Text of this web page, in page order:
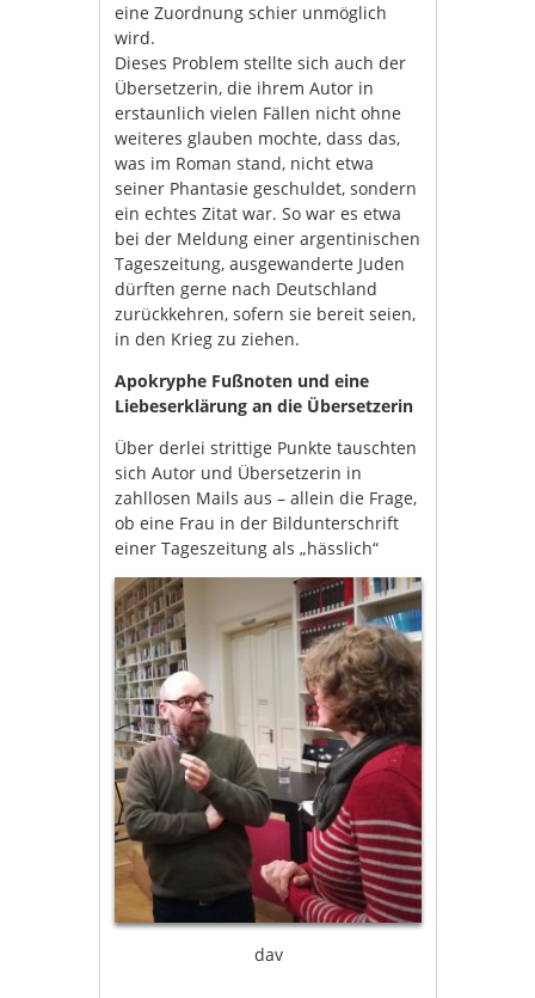
eine Zuordnung schier unmöglich
wird.
Dieses Problem stellte sich auch der
Übersetzerin, die ihrem Autor in
erstaunlich vielen Fällen nicht ohne
weiteres glauben mochte, dass das,
was im Roman stand, nicht etwa
seiner Phantasie geschuldet, sondern
ein echtes Zitat war. So war es etwa
bei der Meldung einer argentinischen
Tageszeitung, ausgewanderte Juden
dürften gerne nach Deutschland
zurückkehren, sofern sie bereit seien,
in den Krieg zu ziehen.
Apokryphe Fußnoten und eine
Liebeserklärung an die Übersetzerin
Über derlei strittige Punkte tauschten
sich Autor und Übersetzerin in
zahllosen Mails aus – allein die Frage,
ob eine Frau in der Bildunterschrift
einer Tageszeitung als „hässlich“
dav